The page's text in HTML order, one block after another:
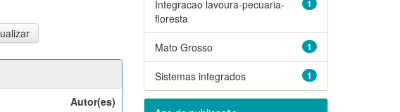
Autor(es)
1
Integracao lavoura-pecuaria-
floresta
1
Mato Grosso
1
Sistemas integrados